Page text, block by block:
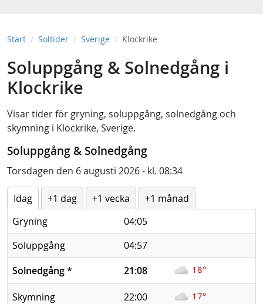
Start Soltider Sverige Klockrike
Soluppgång & Solnedgång i
Klockrike
Visar tider för gryning, soluppgång, solnedgång och
skymning i Klockrike, Sverige.
Soluppgång & Solnedgång
Torsdagen den 6 augusti 2026 - kl. 08:34
Idag +1 dag +1 vecka
+1 månad
Gryning
04:05
Soluppgång
04:57
Solnedgång* 21:08 18°
Skymning 22:00 17°